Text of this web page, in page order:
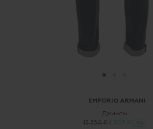
EMPORIO ARMANI
Джинсы
15 350 ₽4 605 ₽ -70%